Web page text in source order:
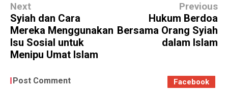
Next
Syiah dan Cara
Mereka Menggunakan
Isu Sosial untuk
Menipu Umat Islam
Previous
Hukum Berdoa
Bersama Orang Syiah
dalam Islam
Post Comment Facebook